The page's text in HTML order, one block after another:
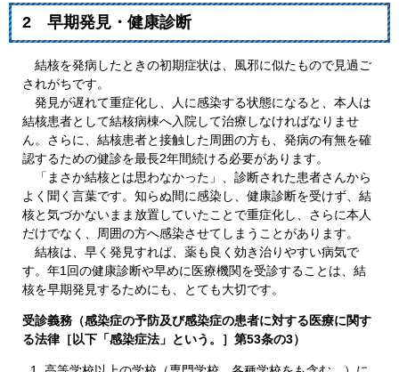
2 早期発見・健康診断
結核を発病したときの初期症状は、風邪に似たもので見過ご
されがちです。
発見が遅れて重症化し、人に感染する状態になると、本人は
結核患者として結核病棟へ入院して治療しなければなりませ
ん。さらに、結核患者と接触した周囲の方も、発病の有無を確
認するための健診を最長2年間続ける必要があります。
「まさか結核とは思わなかった」、診断された患者さんから
よく聞く言葉です。知らぬ間に感染し、健康診断を受けず、結
核と気づかないまま放置していたことで重症化し、さらに本人
だけでなく、周囲の方へ感染させてしまうことがあります。
結核は、早く発見すれば、薬も良く効き治りやすい病気で
す。年1回の健康診断や早めに医療機関を受診することは、結
核を早期発見するためにも、とても大切です。
受診義務（感染症の予防及び感染症の患者に対する医療に関す
る法律［以下「感染症法」という。］第53条の3）